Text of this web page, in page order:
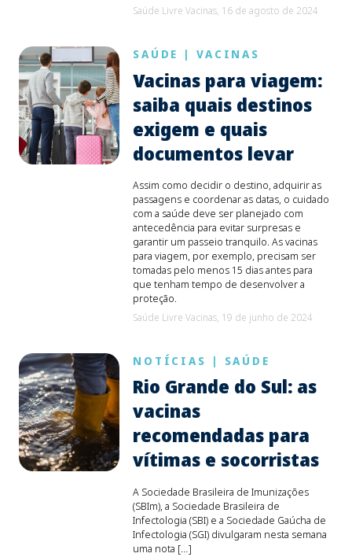
Saúde Livre Vacinas, 16 de agosto de 2024
SAÚDE | VACINAS
Vacinas para viagem:
saiba quais destinos
exigem e quais
documentos levar
Assim como decidir o destino, adquirir as
passagens e coordenar as datas, o cuidado
com a saúde deve ser planejado com
antecedência para evitar surpresas e
garantir um passeio tranquilo. As vacinas
para viagem, por exemplo, precisam ser
tomadas pelo menos 15 dias antes para
que tenham tempo de desenvolver a
proteção.
Saúde Livre Vacinas, 19 de junho de 2024
NOTÍCIAS | SAÚDE
Rio Grande do Sul: as
vacinas
recomendadas para
vítimas e socorristas
A Sociedade Brasileira de Imunizações
(SBIm), a Sociedade Brasileira de
Infectologia (SBI) e a Sociedade Gaúcha de
Infectologia (SGI) divulgaram nesta semana
uma nota […]